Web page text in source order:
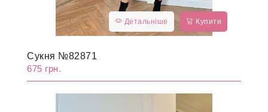
Детальніше Купити
Сукня №82871
675 грн.